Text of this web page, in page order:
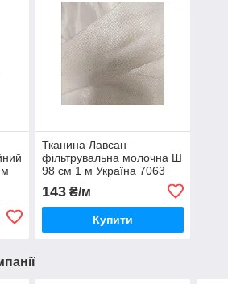
Тканина Лавсан
фільтрувальна молочна Ш
98 см 1 м Україна 7063
143₴/м
Купити